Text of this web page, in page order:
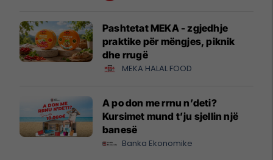
Pashtetat MEKA - zgjedhje
praktike për mëngjes, piknik
dhe rrugë
MEKA HALAL FOOD
A po don me rrnu n’deti?
Kursimet mund t’ju sjellin një
banesë
Banka Ekonomike